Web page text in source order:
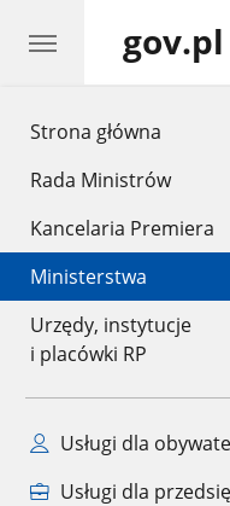
Strona główna
Rada Ministrów
Kancelaria Premiera
Ministerstwa
Urzędy, instytucje
i placówki RP
Usługi dla
Usługi dla
gov.pl